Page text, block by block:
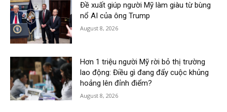
Đề xuất giúp người Mỹ làm giàu từ bùng
nổ AI của ông Trump
August 8, 2026
Hơn 1 triệu người Mỹ rời bỏ thị trường
lao động: Điều gì đang đẩy cuộc khủng
hoảng lên đỉnh điểm?
August 8, 2026